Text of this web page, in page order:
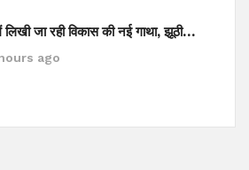
जा रही विकास की नई गाथा, झूठी…
ago